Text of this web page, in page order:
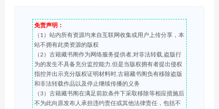
免责声明：
（1）站内所有资源均来自互联网收集或用户上传分享，本
站不拥有此类资源的版权
（2）古籍藏书阁作为网络服务提供者,对非法转载,盗版行
为的发生不具备充分监控能力.但是当版权拥有者提出侵权
指控并出示充分版权证明材料时,古籍藏书阁负有移除盗版
和非法转载作品以及停止继续传播的义务
（3）古籍藏书阁在满足前款条件下采取移除等相应措施后
不为此向原发布人承担违约责任或其他法律责任，包括不